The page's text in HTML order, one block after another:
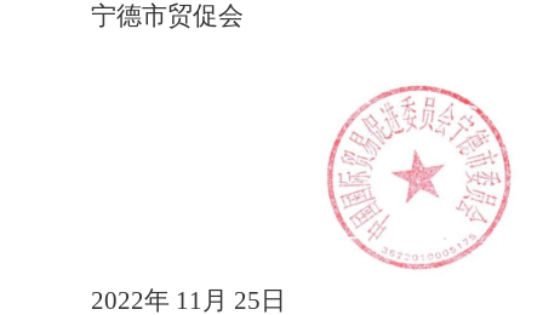
宁德市贸促会
2022年 11月 25日